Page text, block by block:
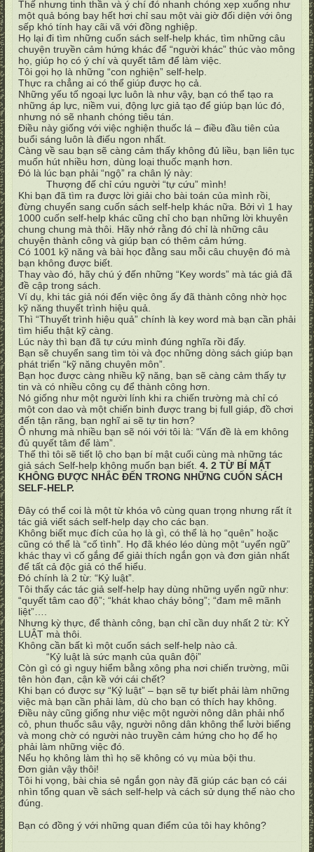
Thế nhưng tinh thần và ý chí đó nhanh chóng xẹp xuống như
một quả bóng bay hết hơi chỉ sau một vài giờ đối diện với ông
sếp khó tính hay cãi vã với đồng nghiệp.
Họ lại đi tìm những cuốn sách self-help khác, tìm những câu
chuyện truyền cảm hứng khác để “người khác” thúc vào mông
họ, giúp họ có ý chí và quyết tâm để làm việc.
Tôi gọi họ là những “con nghiện” self-help.
Thực ra chẳng ai có thể giúp được họ cả.
Những yếu tố ngoại lực luôn là như vậy, bạn có thể tạo ra
những áp lực, niềm vui, động lực giả tạo để giúp bạn lúc đó,
nhưng nó sẽ nhanh chóng tiêu tán.
Điều này giống với việc nghiện thuốc lá – điều đầu tiên của
buổi sáng luôn là điếu ngon nhất.
Càng về sau bạn sẽ càng cảm thấy không đủ liều, bạn liên tục
muốn hút nhiều hơn, dùng loại thuốc mạnh hơn.
Đó là lúc bạn phải “ngộ” ra chân lý này:
Thượng đế chỉ cứu người “tự cứu” mình!
Khi bạn đã tìm ra được lời giải cho bài toán của mình rồi,
đừng chuyển sang cuốn sách self-help khác nữa. Bởi vì 1 hay
1000 cuốn self-help khác cũng chỉ cho bạn những lời khuyên
chung chung mà thôi. Hãy nhớ rằng đó chỉ là những câu
chuyện thành công và giúp bạn có thêm cảm hứng.
Có 1001 kỹ năng và bài học đằng sau mỗi câu chuyện đó mà
bạn không được biết.
Thay vào đó, hãy chú ý đến những “Key words” mà tác giả đã
đề cập trong sách.
Ví dụ, khi tác giả nói đến việc ông ấy đã thành công nhờ học
kỹ năng thuyết trình hiệu quả.
Thì “Thuyết trình hiệu quả” chính là key word mà bạn cần phải
tìm hiểu thật kỹ càng.
Lúc này thì bạn đã tự cứu mình đúng nghĩa rồi đấy.
Bạn sẽ chuyển sang tìm tòi và đọc những dòng sách giúp bạn
phát triển “kỹ năng chuyên môn”.
Bạn học được càng nhiều kỹ năng, bạn sẽ càng cảm thấy tự
tin và có nhiều công cụ để thành công hơn.
Nó giống như một người lính khi ra chiến trường mà chỉ có
một con dao và một chiến binh được trang bị full giáp, đồ chơi
đến tận răng, bạn nghĩ ai sẽ tự tin hơn?
Ô nhưng mà nhiều bạn sẽ nói với tôi là: “Vấn đề là em không
đủ quyết tâm để làm”.
Thế thì tôi sẽ tiết lộ cho bạn bí mật cuối cùng mà những tác
giả sách Self-help không muốn bạn biết. 4. 2 TỪ BÍ MẬT
KHÔNG ĐƯỢC NHẮC ĐẾN TRONG NHỮNG CUỐN SÁCH
SELF-HELP.
Đây có thể coi là một từ khóa vô cùng quan trọng nhưng rất ít
tác giả viết sách self-help dạy cho các bạn.
Không biết mục đích của họ là gì, có thể là họ “quên” hoặc
cũng có thể là “cố tình”. Họ đã khéo léo dùng một “uyển ngữ”
khác thay vì cố gắng để giải thích ngắn gọn và đơn giản nhất
để tất cả độc giả có thể hiểu.
Đó chính là 2 từ: “Kỷ luật”.
Tôi thấy các tác giả self-help hay dùng những uyển ngữ như:
“quyết tâm cao độ”; “khát khao cháy bỏng”; “đam mê mãnh
liệt”….
Nhưng kỳ thực, để thành công, bạn chỉ cần duy nhất 2 từ: KỶ
LUẬT mà thôi.
Không cần bất kì một cuốn sách self-help nào cả.
“Kỷ luật là sức mạnh của quân đội”
Còn gì có gì nguy hiểm bằng xông pha nơi chiến trường, mũi
tên hòn đạn, cận kề với cái chết?
Khi bạn có được sự “Kỷ luật” – bạn sẽ tự biết phải làm những
việc mà bạn cần phải làm, dù cho bạn có thích hay không.
Điều này cũng giống như việc một người nông dân phải nhổ
cỏ, phun thuốc sâu vậy, người nông dân không thể lười biếng
và mong chờ có người nào truyền cảm hứng cho họ để họ
phải làm những việc đó.
Nếu họ không làm thì họ sẽ không có vụ mùa bội thu.
Đơn giản vậy thôi!
Tôi hi vọng, bài chia sẻ ngắn gọn này đã giúp các bạn có cái
nhìn tổng quan về sách self-help và cách sử dụng thế nào cho
đúng.
Bạn có đồng ý với những quan điểm của tôi hay không?